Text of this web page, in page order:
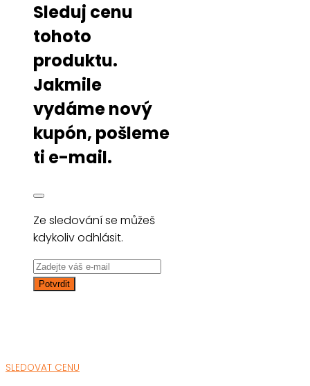
Sleduj cenu
tohoto
produktu.
Jakmile
vydáme nový
kupón, pošleme
ti e-mail.
Ze sledování se můžeš
kdykoliv odhlásit.
SLEDOVAT CENU